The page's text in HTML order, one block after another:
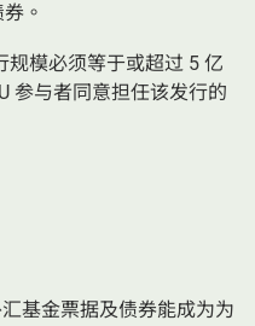
。
规模必须等于或超过 5 亿
参与者同意担任该发行的
基金票据及债券能成为为